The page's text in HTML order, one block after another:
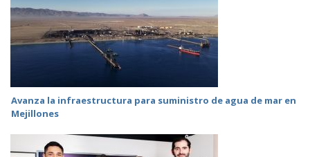
Avanza la infraestructura para suministro de agua de mar en
Mejillones